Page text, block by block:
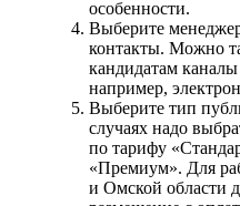
особенности.
Выберите
контакты. Можно
кандидатам
например,
Выберите тип
случаях надо
по тарифу
«Премиум». Для
и Омской области